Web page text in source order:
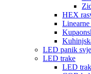
HEX
LED panik
LED trake
LED